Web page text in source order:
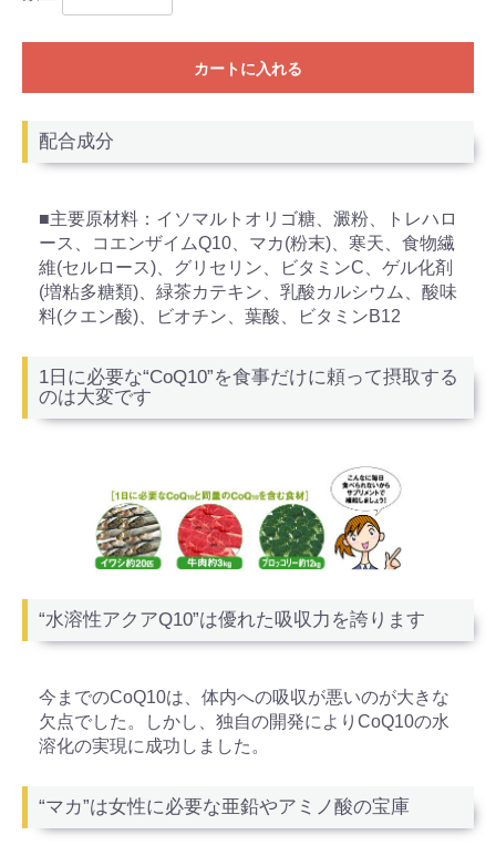
カートに入れる
配合成分
■主要原材料：イソマルトオリゴ糖、澱粉、トレハロ
ース、コエンザイムQ10、マカ(粉末)、寒天、食物繊
維(セルロース)、グリセリン、ビタミンC、ゲル化剤
(増粘多糖類)、緑茶カテキン、乳酸カルシウム、酸味
料(クエン酸)、ビオチン、葉酸、ビタミンB12
1日に必要な“CoQ10”を食事だけに頼って摂取する
のは大変です
“水溶性アクアQ10”は優れた吸収力を誇ります
今までのCoQ10は、体内への吸収が悪いのが大きな
欠点でした。しかし、独自の開発によりCoQ10の水
溶化の実現に成功しました。
“マカ”は女性に必要な亜鉛やアミノ酸の宝庫